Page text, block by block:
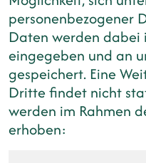
personenbezogener
Daten werden dabei
eingegeben und an
gespeichert. Eine
Dritte findet nicht
werden im Rahmen
erhoben: